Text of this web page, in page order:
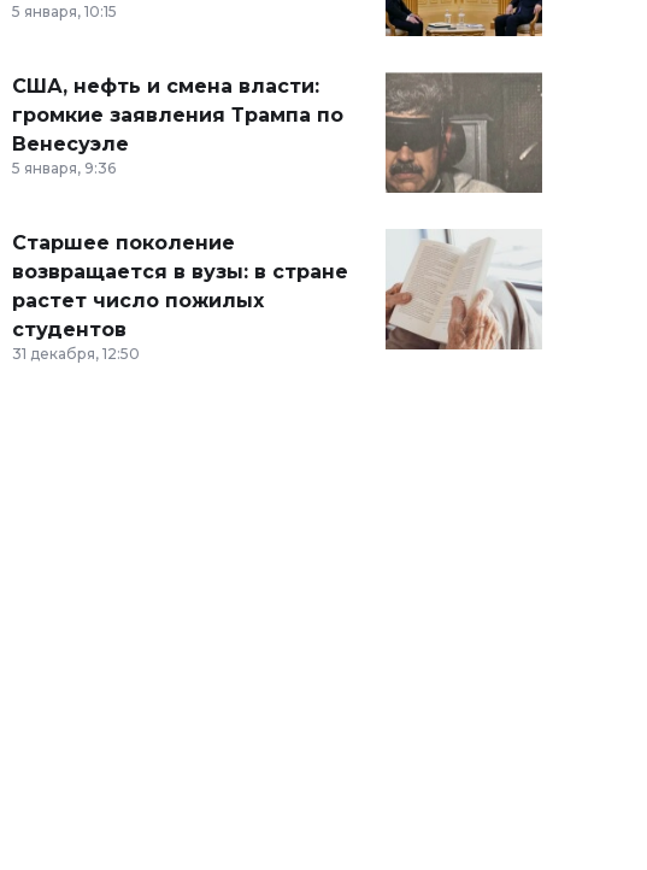
5 января, 10:15
США, нефть и смена власти:
громкие заявления Трампа по
Венесуэле
5 января, 9:36
Старшее поколение
возвращается в вузы: в стране
растет число пожилых
студентов
31 декабря, 12:50